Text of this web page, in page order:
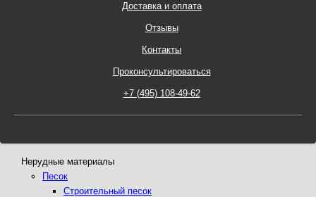
Доставка и оплата
Отзывы
Контакты
Проконсультироваться
Нерудные материалы
Песок
Строительный песок